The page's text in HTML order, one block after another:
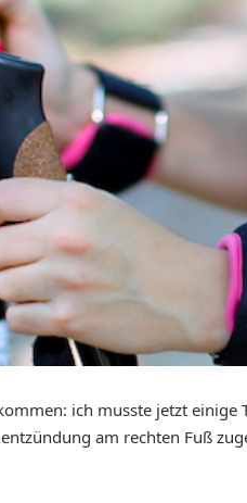
ich musste jetzt
am rechten Fuß